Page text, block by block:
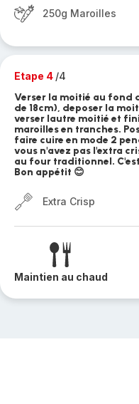
250g Maroilles
Etape 4 /4
Verser la moitié au fond
de 18cm), deposer la
verser lautre moitié et
maroilles en tranches.
faire cuire en mode 2
vous n'avez pas l'extra
au four traditionnel.
Bon appétit 😊
Extra Crisp
Maintien au chaud